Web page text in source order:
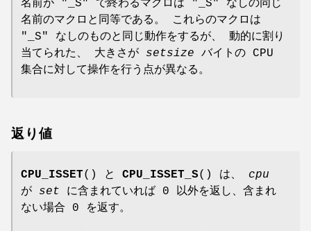
名前が "_S" で終わるマクロは "_S" なしの同じ
名前のマクロと同等である。 これらのマクロは
"_S" なしのものと同じ動作をするが、 動的に割り
当てられた、 大きさが setsize バイトの CPU
集合に対して操作を行う点が異なる。
返り値
CPU_ISSET() と CPU_ISSET_S() は、 cpu
が set に含まれていれば 0 以外を返し、含まれ
ない場合 0 を返す。